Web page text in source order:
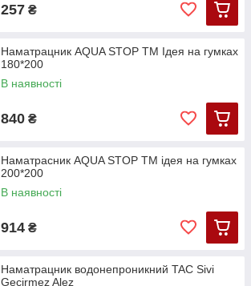
257 ₴
Наматрацник AQUA STOP ТМ Ідея на гумках
180*200
В наявності
840 ₴
Наматрасник AQUA STOP ТМ ідея на гумках
200*200
В наявності
914 ₴
Наматрацник водонепроникний TAC Sivi
Gecirmez Alez